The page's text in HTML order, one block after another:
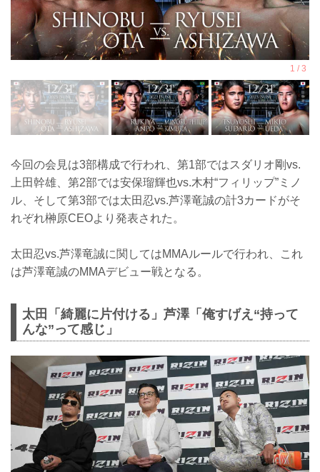
今回の会見は3部構成で行われ、第1部ではスダリオ剛vs.
上田幹雄、第2部では安保瑠輝也vs.木村“フィリップ”ミノ
ル、そして第3部では太田忍vs.芦澤竜誠の計3カードがそ
れぞれ榊原CEOより発表された。
太田忍vs.芦澤竜誠に関してはMMAルールで行われ、これ
は芦澤竜誠のMMAデビュー戦となる。
太田「綺麗に片付ける」芦澤「俺すげえ“持って
んな”って感じ」